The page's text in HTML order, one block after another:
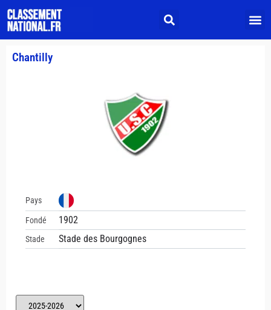
Chantilly
Pays
Fondé 1902
Stade Stade des Bourgognes